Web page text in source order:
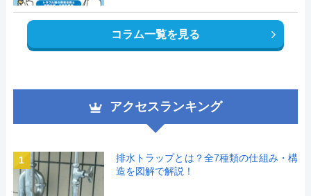
コラム一覧を見る
アクセスランキング
1
排水トラップとは？全7種類の仕組み・構
造を図解で解説！